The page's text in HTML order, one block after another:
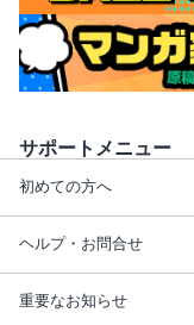
サポートメニュー
初めての方へ
ヘルプ・お問合せ
重要なお知らせ